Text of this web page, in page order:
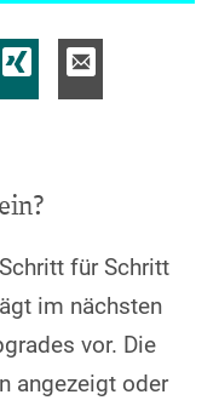
für Schritt
im nächsten
vor. Die
angezeigt oder